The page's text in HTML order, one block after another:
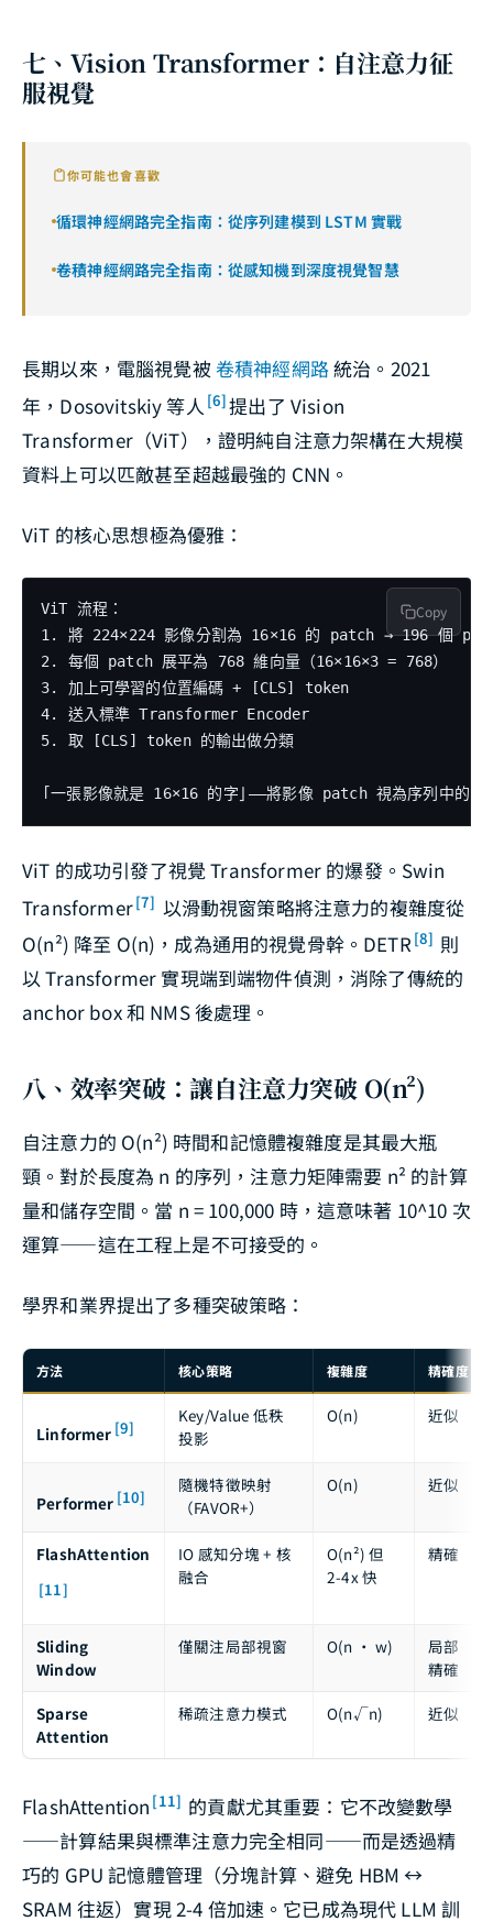
七、Vision Transformer：自注意力征
服視覺
你可能也會喜歡
循環神經網路完全指南：從序列建模到 LSTM 實戰
卷積神經網路完全指南：從感知機到深度視覺智慧
長期以來，電腦視覺被 卷積神經網路統治。2021
年，Dosovitskiy 等人 [6]提出了 Vision
Transformer（ViT），證明純自注意力架構在大規模
資料上可以匹敵甚至超越最強的 CNN。
ViT 的核心思想極為優雅：
ViT 流程：
1. 將 224×224 影像分割為 16×16 的 patch → 196 個
2. 每個 patch 展平為 768 維向量（16×16×3 = 768）
3. 加上可學習的位置編碼 + [CLS] token
4. 送入標準 Transformer Encoder
5. 取 [CLS] token 的輸出做分類
Copy
ViT 的成功引發了視覺 Transformer 的爆發。Swin
Transformer[7] 以滑動視窗策略將注意力的複雜度從
O(n²) 降至 O(n)，成為通用的視覺骨幹。DETR [8] 則
以 Transformer 實現端到端物件偵測，消除了傳統的
anchor box 和 NMS 後處理。
八、效率突破：讓自注意力突破 O(n²)
自注意力的 O(n²) 時間和記憶體複雜度是其最大瓶
頸。對於長度為 n 的序列，注意力矩陣需要 n² 的計算
量和儲存空間。當 n = 100,000 時，這意味著 10^10 次
運算——這在工程上是不可接受的。
學界和業界提出了多種突破策略：
方法 核心策略 複雜度 精確度
Linformer [9]
Key/Value 低秩
投影
O(n) 近似
Performer [10]
隨機特徵映射
（FAVOR+）
O(n) 近似
FlashAttention
[11]
IO 感知分塊 + 核
融合
O(n²) 但
2-4x 快
精確
Sliding
Window
僅關注局部視窗 O(n · w)
局部
精確
Sparse
Attention
稀疏注意力模式 O(n√n) 近似
FlashAttention [11] 的貢獻尤其重要：它不改變數學
——計算結果與標準注意力完全相同——而是透過精
巧的 GPU 記憶體管理（分塊計算、避免 HBM ↔
SRAM 往返）實現 2-4 倍加速。它已成為現代 LLM 訓